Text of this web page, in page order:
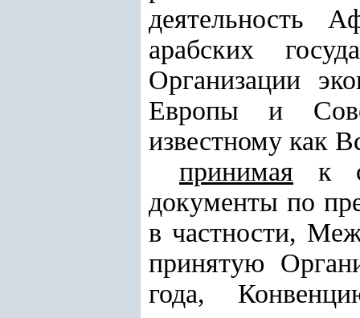
деятельность
арабских
Организации
Европы и
известному как
принимая к
документы по
в частности,
принятую
года,